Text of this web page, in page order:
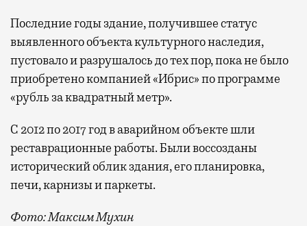
Последние годы здание, получившее статус
выявленного объекта культурного наследия,
пустовало и разрушалось до тех пор, пока не было
приобретено компанией «Ибрис» по программе
«рубль за квадратный метр».
С 2012 по 2017 год в аварийном объекте шли
реставрационные работы. Были воссозданы
исторический облик здания, его планировка,
печи, карнизы и паркеты.
Фото: Максим Мухин